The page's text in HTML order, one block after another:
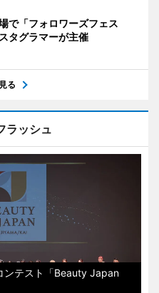
で「フォロワーズフェス
タグラマーが主催
る
ラッシュ
ンテスト「Beauty Japan